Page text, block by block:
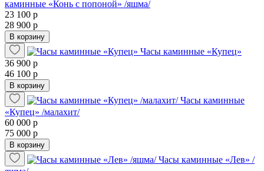
каминные «Конь с попоной» /яшма/
23 100 р
28 900 р
В корзину
Часы каминные «Купец»
36 900 р
46 100 р
В корзину
Часы каминные
«Купец» /малахит/
60 000 р
75 000 р
В корзину
Часы каминные «Лев» /